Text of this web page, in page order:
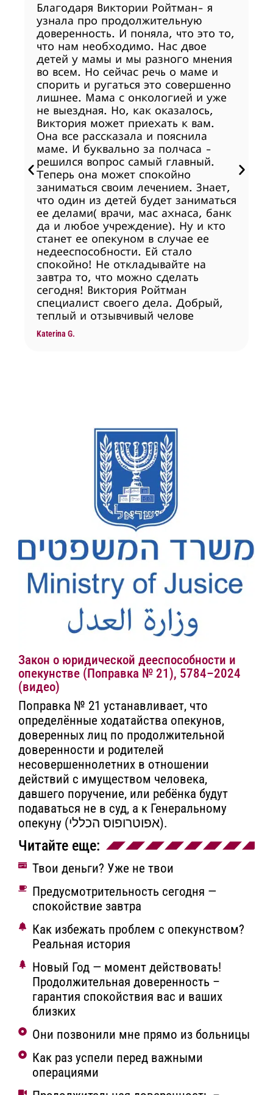
Благодаря Виктории Ройтман- я
узнала про продолжительную
доверенность. И поняла, что это то,
что нам необходимо. Нас двое
детей у мамы и мы разного мнения
во всем. Но сейчас речь о маме и
спорить и ругаться это совершенно
лишнее. Мама с онкологией и уже
не выездная. Но, как оказалось,
Виктория может приехать к вам.
Она все рассказала и пояснила
маме. И буквально за полчаса -
решился вопрос самый главный.
Теперь она может спокойно
заниматься своим лечением. Знает,
что один из детей будет заниматься
ее делами( врачи, мас ахнаса, банк
да и любое учреждение). Ну и кто
станет ее опекуном в случае ее
недееспособности. Ей стало
спокойно! Не откладывайте на
завтра то, что можно сделать
сегодня! Виктория Ройтман
специалист своего дела. Добрый,
теплый и отзывчивый челове
Katerina G.
Закон о юридической дееспособности и
опекунстве (Поправка № 21), 5784–2024
(видео)
Поправка № 21 устанавливает, что
определённые ходатайства опекунов,
доверенных лиц по продолжительной
доверенности и родителей
несовершеннолетних в отношении
действий с имуществом человека,
давшего поручение, или ребёнка будут
подаваться не в суд, а к Генеральному
опекуну (אפוטרופוס הכללי).
Читайте еще:
Твои деньги? Уже не твои
Предусмотрительность сегодня —
спокойствие завтра
Как избежать проблем с опекунством?
Реальная история
Новый Год — момент действовать!
Продолжительная доверенность –
гарантия спокойствия вас и ваших
близких
Они позвонили мне прямо из больницы
Как раз успели перед важными
операциями